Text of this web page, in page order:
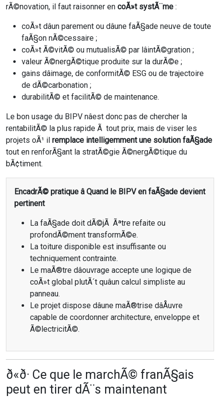
rÃ©novation, il faut raisonner en coÃ»t systÃ¨me :
coÃ»t dâun parement ou dâune faÃ§ade neuve de toute
faÃ§on nÃ©cessaire ;
coÃ»t Ã©vitÃ© ou mutualisÃ© par lâintÃ©gration ;
valeur Ã©nergÃ©tique produite sur la durÃ©e ;
gains dâimage, de conformitÃ© ESG ou de trajectoire
de dÃ©carbonation ;
durabilitÃ© et facilitÃ© de maintenance.
Le bon usage du BIPV nâest donc pas de chercher la
rentabilitÃ© la plus rapide Ã tout prix, mais de viser les
projets oÃ¹ il remplace intelligemment une solution faÃ§ade
tout en renforÃ§ant la stratÃ©gie Ã©nergÃ©tique du
bÃ¢timent.
EncadrÃ© pratique â Quand le BIPV en faÃ§ade devient
pertinent
La faÃ§ade doit dÃ©jÃ Ãªtre refaite ou
profondÃ©ment transformÃ©e.
La toiture disponible est insuffisante ou
techniquement contrainte.
Le maÃ®tre dâouvrage accepte une logique de
coÃ»t global plutÃ´t quâun calcul simpliste au
panneau.
Le projet dispose dâune maÃ®trise dâÅuvre
capable de coordonner architecture, enveloppe et
Ã©lectricitÃ©.
ð«ð· Ce que le marchÃ© franÃ§ais
peut en tirer dÃ¨s maintenant